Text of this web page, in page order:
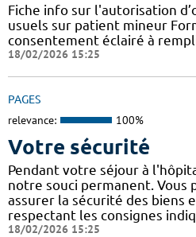
Fiche info sur l'autorisation
usuels sur patient mineur
consentement éclairé à
18/02/2026 15:25
PAGES
relevance: 100%
Votre sécurité
Pendant votre séjour à
notre souci permanent. Vous
assurer la sécurité des biens
respectant les consignes
18/02/2026 15:25